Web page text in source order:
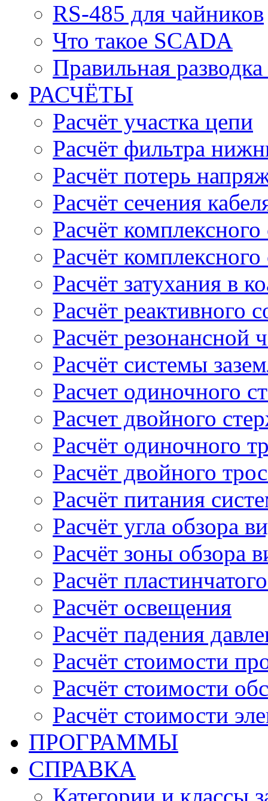
RS-485 для чайников
Что такое SCADA
Правильная
РАСЧЁТЫ
Расчёт участка цепи
Расчёт фильтра
Расчёт потерь
Расчёт сечения
Расчёт
Расчёт
Расчёт затухания в
Расчёт реактивного
Расчёт резонансной
Расчёт системы
Расчет одиночного
Расчет двойного
Расчёт одиночного
Расчёт двойного
Расчёт питания
Расчёт угла обзора
Расчёт зоны обзора
Расчёт
Расчёт освещения
Расчёт падения
Расчёт стоимости
Расчёт стоимости
Расчёт стоимости
ПРОГРАММЫ
СПРАВКА